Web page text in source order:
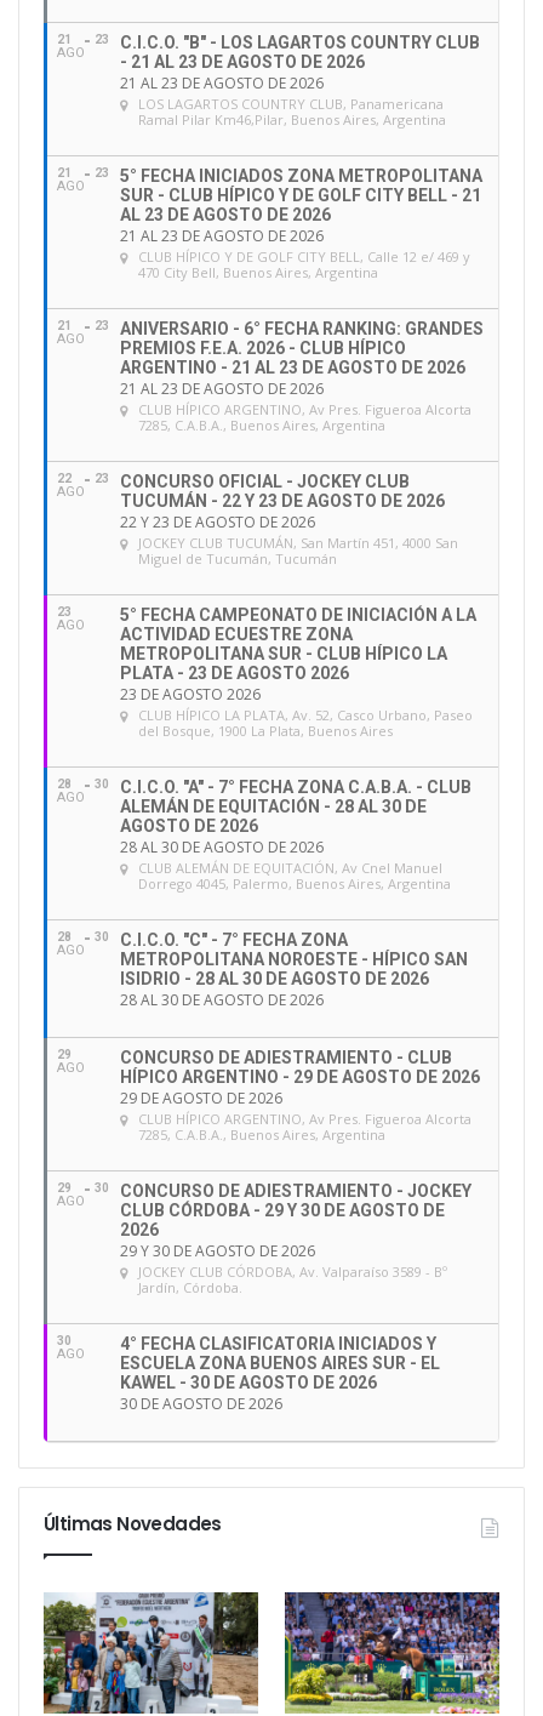
21
AGO
23
C.I.C.O. "B" - LOS LAGARTOS COUNTRY CLUB
- 21 AL 23 DE AGOSTO DE 2026
21 AL 23 DE AGOSTO DE 2026
LOS LAGARTOS COUNTRY CLUB, Panamericana
Ramal Pilar Km46,Pilar, Buenos Aires, Argentina
21
AGO
23
5° FECHA INICIADOS ZONA METROPOLITANA
SUR - CLUB HÍPICO Y DE GOLF CITY BELL - 21
AL 23 DE AGOSTO DE 2026
21 AL 23 DE AGOSTO DE 2026
CLUB HÍPICO Y DE GOLF CITY BELL, Calle 12 e/ 469 y
470 City Bell, Buenos Aires, Argentina
21
AGO
23
ANIVERSARIO - 6° FECHA RANKING: GRANDES
PREMIOS F.E.A. 2026 - CLUB HÍPICO
ARGENTINO - 21 AL 23 DE AGOSTO DE 2026
21 AL 23 DE AGOSTO DE 2026
CLUB HÍPICO ARGENTINO, Av Pres. Figueroa Alcorta
7285, C.A.B.A., Buenos Aires, Argentina
22
AGO
23
CONCURSO OFICIAL - JOCKEY CLUB
TUCUMÁN - 22 Y 23 DE AGOSTO DE 2026
22 Y 23 DE AGOSTO DE 2026
JOCKEY CLUB TUCUMÁN, San Martín 451, 4000 San
Miguel de Tucumán, Tucumán
23
AGO
5° FECHA CAMPEONATO DE INICIACIÓN A LA
ACTIVIDAD ECUESTRE ZONA
METROPOLITANA SUR - CLUB HÍPICO LA
PLATA - 23 DE AGOSTO 2026
23 DE AGOSTO 2026
CLUB HÍPICO LA PLATA, Av. 52, Casco Urbano, Paseo
del Bosque, 1900 La Plata, Buenos Aires
28
AGO
30
C.I.C.O. "A" - 7° FECHA ZONA C.A.B.A. - CLUB
ALEMÁN DE EQUITACIÓN - 28 AL 30 DE
AGOSTO DE 2026
28 AL 30 DE AGOSTO DE 2026
CLUB ALEMÁN DE EQUITACIÓN, Av Cnel Manuel
Dorrego 4045, Palermo, Buenos Aires, Argentina
28
AGO
30
C.I.C.O. "C" - 7° FECHA ZONA
METROPOLITANA NOROESTE - HÍPICO SAN
ISIDRIO - 28 AL 30 DE AGOSTO DE 2026
28 AL 30 DE AGOSTO DE 2026
29
AGO
CONCURSO DE ADIESTRAMIENTO - CLUB
HÍPICO ARGENTINO - 29 DE AGOSTO DE 2026
29 DE AGOSTO DE 2026
CLUB HÍPICO ARGENTINO, Av Pres. Figueroa Alcorta
7285, C.A.B.A., Buenos Aires, Argentina
29
AGO
30
CONCURSO DE ADIESTRAMIENTO - JOCKEY
CLUB CÓRDOBA - 29 Y 30 DE AGOSTO DE
2026
29 Y 30 DE AGOSTO DE 2026
JOCKEY CLUB CÓRDOBA, Av. Valparaíso 3589 - Bº
Jardín, Córdoba.
30
AGO
4° FECHA CLASIFICATORIA INICIADOS Y
ESCUELA ZONA BUENOS AIRES SUR - EL
KAWEL - 30 DE AGOSTO DE 2026
30 DE AGOSTO DE 2026
Últimas Novedades